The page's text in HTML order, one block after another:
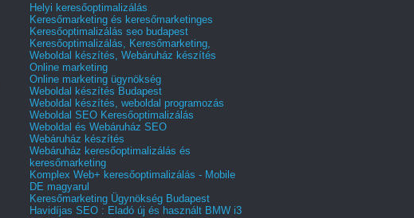
Helyi keresőoptimalizálás
Keresőmarketing és keresőmarketinges
Keresőoptimalizálás seo budapest
Keresőoptimalizálás, Keresőmarketing,
Weboldal készítés, Webáruház készítés
Online marketing
Online marketing ügynökség
Weboldal készítés Budapest
Weboldal készítés, weboldal programozás
Weboldal SEO Keresőoptimalizálás
Weboldal és Webáruház SEO
Webáruház készítés
Webáruház keresőoptimalizálás és
keresőmarketing
Komplex Web+ keresőoptimalizálás - Mobile
DE magyarul
Keresőmarketing Ügynökség Budapest
Havidíjas SEO : Eladó új és használt BMW i3